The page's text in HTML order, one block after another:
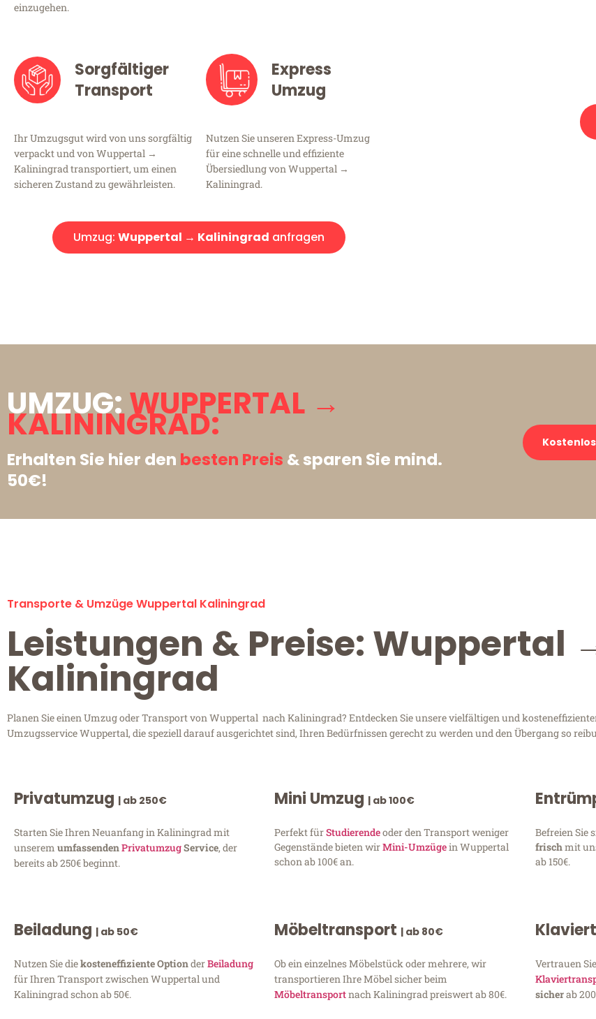
einzugehen.
Sorgfältiger
Transport
Ihr Umzugsgut wird von uns sorgfältig
verpackt und von Wuppertal →
Kaliningrad transportiert, um einen
sicheren Zustand zu gewährleisten.
Express
Umzug
Nutzen Sie unseren Express-Umzug
für eine schnelle und effiziente
Übersiedlung von Wuppertal →
Kaliningrad.
Umzug: Wuppertal → Kaliningrad anfragen
UMZUG:WUPPERTAL →
KALININGRAD:
Erhalten Sie hier den besten Preis & sparen Sie mind.
50€!
Transporte & Umzüge Wuppertal Kaliningrad
Leistungen & Preise: Wuppertal
Kaliningrad
Planen Sie einen Umzug oder Transport von Wuppertal nach Kaliningrad? Entdecken Sie unsere vielfältigen und
Umzugsservice Wuppertal, die speziell darauf ausgerichtet sind, Ihren Bedürfnissen gerecht zu werden und den Übergang so
Privatumzug | ab 250€
Starten Sie Ihren Neuanfang in Kaliningrad mit
unserem umfassendenPrivatumzugService, der
bereits ab 250€ beginnt.
Mini Umzug | ab 100€
Perfekt fürStudierendeoder den Transport weniger
Gegenstände bieten wirMini-Umzügein Wuppertal
schon ab 100€ an.
Befreien Sie
frischmit
ab 150€.
Beiladung | ab 50€
Nutzen Sie diekosteneffiziente OptionderBeiladung
für Ihren Transport zwischen Wuppertal und
Kaliningrad schon ab 50€.
Möbeltransport | ab 80€
Ob ein einzelnes Möbelstück oder mehrere, wir
transportieren Ihre Möbel sicher beim
Möbeltransportnach Kaliningrad preiswert ab 80€.
Vertrauen
sicherab